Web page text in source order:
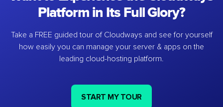
Platform in Its Full Glory?
Take a FREE guided tour of Cloudways and see for yourself
how easily you can manage your server & apps on the
leading cloud-hosting platform.
START MY TOUR